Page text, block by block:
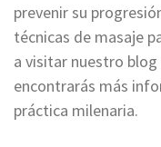
prevenir su
técnicas de masaje
a visitar nuestro blog
encontrarás más
práctica milenaria.